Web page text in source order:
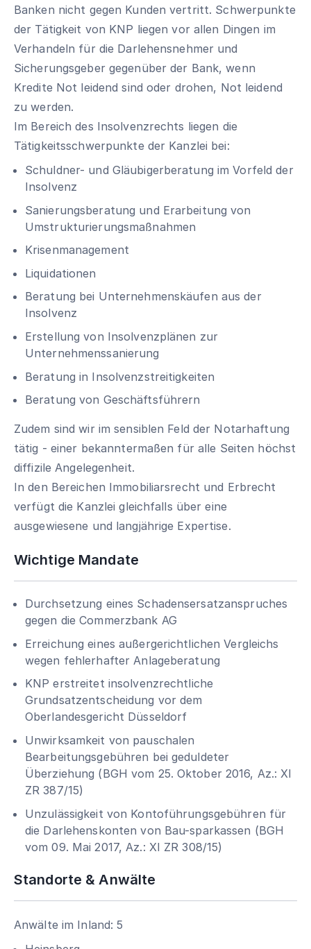
Banken nicht gegen Kunden vertritt. Schwerpunkte
der Tätigkeit von KNP liegen vor allen Dingen im
Verhandeln für die Darlehensnehmer und
Sicherungsgeber gegenüber der Bank, wenn
Kredite Not leidend sind oder drohen, Not leidend
zu werden.
Im Bereich des Insolvenzrechts liegen die
Tätigkeitsschwerpunkte der Kanzlei bei:
Schuldner- und Gläubigerberatung im Vorfeld der
Insolvenz
Sanierungsberatung und Erarbeitung von
Umstrukturierungsmaßnahmen
Krisenmanagement
Liquidationen
Beratung bei Unternehmenskäufen aus der
Insolvenz
Erstellung von Insolvenzplänen zur
Unternehmenssanierung
Beratung in Insolvenzstreitigkeiten
Beratung von Geschäftsführern
Zudem sind wir im sensiblen Feld der Notarhaftung
tätig - einer bekanntermaßen für alle Seiten höchst
diffizile Angelegenheit.
In den Bereichen Immobiliarsrecht und Erbrecht
verfügt die Kanzlei gleichfalls über eine
ausgewiesene und langjährige Expertise.
Wichtige Mandate
Durchsetzung eines Schadensersatzanspruches
gegen die Commerzbank AG
Erreichung eines außergerichtlichen Vergleichs
wegen fehlerhafter Anlageberatung
KNP erstreitet insolvenzrechtliche
Grundsatzentscheidung vor dem
Oberlandesgericht Düsseldorf
Unwirksamkeit von pauschalen
Bearbeitungsgebühren bei geduldeter
Überziehung (BGH vom 25. Oktober 2016, Az.: XI
ZR 387/15)
Unzulässigkeit von Kontoführungsgebühren für
die Darlehenskonten von Bau-sparkassen (BGH
vom 09. Mai 2017, Az.: XI ZR 308/15)
Standorte & Anwälte
Anwälte im Inland: 5